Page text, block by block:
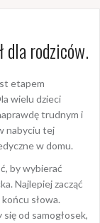
dla rodziców.
etapem
wielu dzieci
trudnym i
nabyciu tej
w domu.
by wybierać
Najlepiej zacząć
słowa.
od samogłosek,